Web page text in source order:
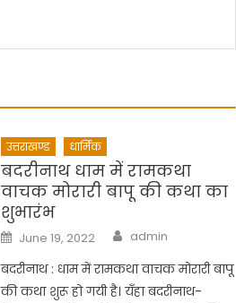
उत्तराखण्ड धार्मिक
बदरीनाथ धाम में रामकथा
वाचक मोरारी बापू की कथा का
शुभारंभ
Posted
on
June 19, 2022 Author
admin
बदरीनाथ : धाम में रामकथा वाचक मोरारी बापू
की कथा शुरू हो गयी है। यँहा बदरीनाथ-